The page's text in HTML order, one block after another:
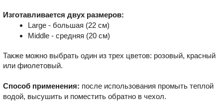
Изготавливается двух размеров:
Large - большая (22 см)
Middle - средняя (20 см)
Также можно выбрать один из трех цветов: розовый, красный
или фиолетовый.
Способ применения: после использования промыть теплой
водой, высушить и поместить обратно в чехол.